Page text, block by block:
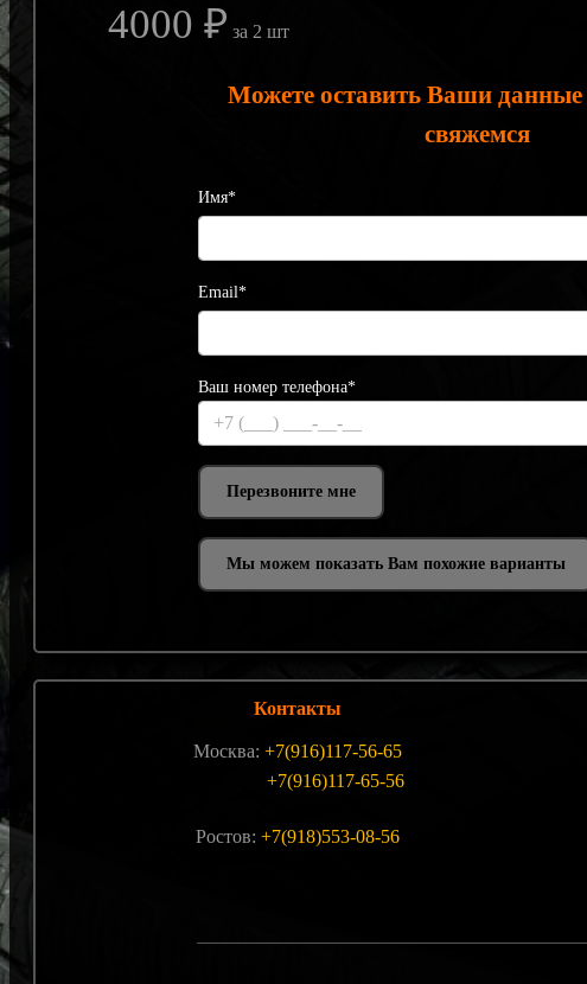
4000 ₽ за 2 шт
Можете оставить Ваши
свяжемся
Имя*
Email*
Ваш номер телефона*
Мы можем показать Вам похожие варианты
Контакты
Москва: +7(916)117-56-65
+7(916)117-65-56
Ростов: +7(918)553-08-56